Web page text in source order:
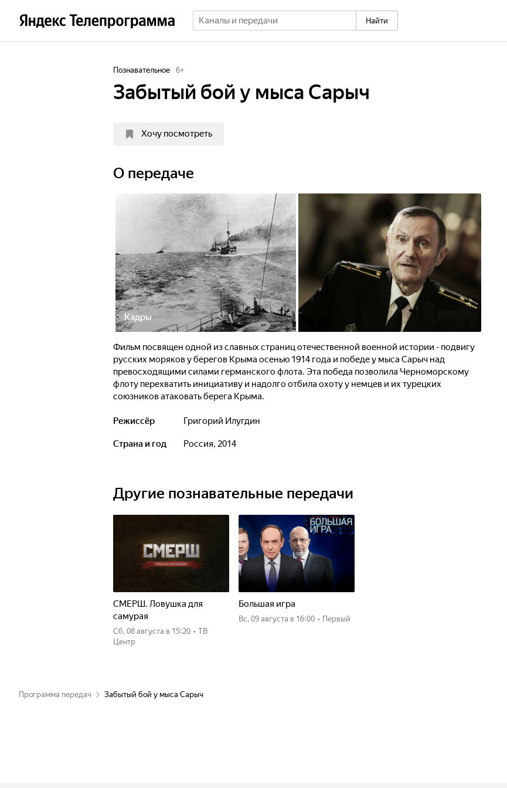
Найти
Познавательное 6+
Забытый бой у мыса Сарыч
Хочу посмотреть
О передаче
Кадры
Фильм посвящен одной из славных страниц отечественной военной истории - подвигу
русских моряков у берегов Крыма осенью 1914 года и победе у мыса Сарыч над
превосходящими силами германского флота. Эта победа позволила Черноморскому
флоту перехватить инициативу и надолго отбила охоту у немцев и их турецких
союзников атаковать берега Крыма.
Режиссёр Григорий Илугдин
Страна и год Россия, 2014
Другие познавательные передачи
СМЕРШ. Ловушка для
самурая
сб, 08 августа в 15:20 • ТВ
Центр
Большая игра
вс, 09 августа в 16:00 • Первый
Программа передач Забытый бой у мыса Сарыч